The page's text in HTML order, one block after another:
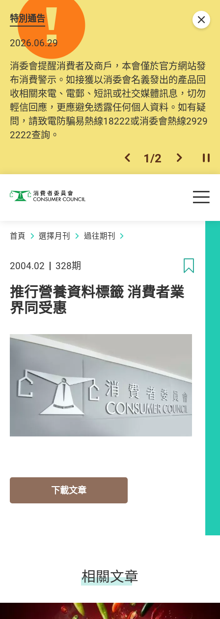
特別通告
2026.06.29
消委會提醒消費者及商戶，本會僅於官方網站發
布消費警示。如接獲以消委會名義發出的產品回
收相關來電、電郵、短訊或社交媒體訊息，切勿
輕信回應，更應避免透露任何個人資料。如有疑
問，請致電防騙易熱線18222或消委會熱線2929
2222查詢。
上一個
1/2 下一個開
關閉
消費者委員會 目
首頁 選擇月刊 過往期刊
2004.02 328期
推行營養資料標籤 消費者業
界同受惠
下載文章
相關文章